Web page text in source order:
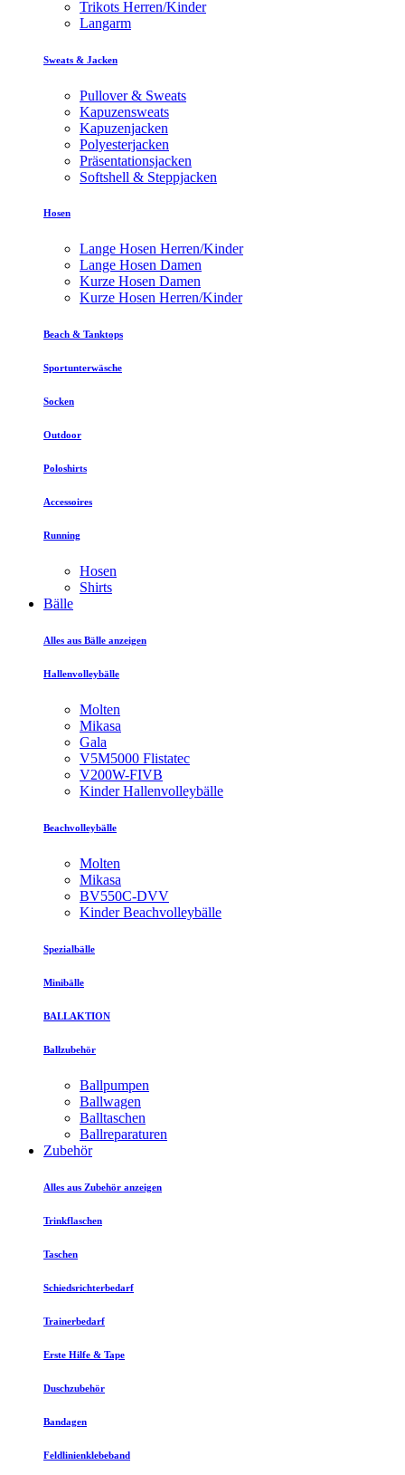
Trikots Herren/Kinder
Langarm
Sweats & Jacken
Pullover & Sweats
Kapuzensweats
Kapuzenjacken
Polyesterjacken
Präsentationsjacken
Softshell & Steppjacken
Hosen
Lange Hosen Herren/Kinder
Lange Hosen Damen
Kurze Hosen Damen
Kurze Hosen Herren/Kinder
Beach & Tanktops
Sportunterwäsche
Socken
Outdoor
Poloshirts
Accessoires
Running
Hosen
Shirts
Bälle
Alles aus Bälle anzeigen
Hallenvolleybälle
Molten
Mikasa
Gala
V5M5000 Flistatec
V200W-FIVB
Kinder Hallenvolleybälle
Beachvolleybälle
Molten
Mikasa
BV550C-DVV
Kinder Beachvolleybälle
Spezialbälle
Minibälle
BALLAKTION
Ballzubehör
Ballpumpen
Ballwagen
Balltaschen
Ballreparaturen
Zubehör
Alles aus Zubehör anzeigen
Trinkflaschen
Taschen
Schiedsrichterbedarf
Trainerbedarf
Erste Hilfe & Tape
Duschzubehör
Bandagen
Feldlinienklebeband